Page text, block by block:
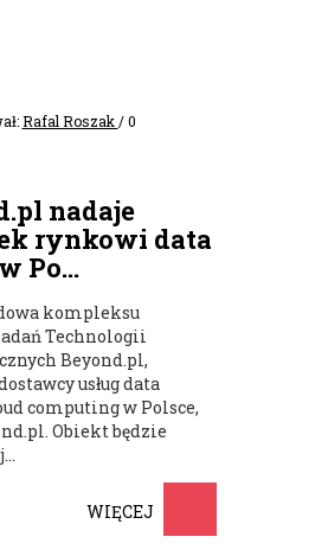
Rafal Roszak/ 0
nadaje
rynkowi data
Po...
kompleksu
Technologii
Beyond.pl,
usług data
computing w Polsce,
Obiekt będzie
WIĘCEJ